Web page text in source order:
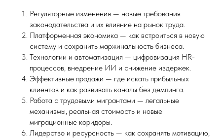
Регуляторные изменения — новые требования
законодательства и их влияние на рынок труда.
Платформенная экономика — как встроиться в новую
систему и сохранить маржинальность бизнеса.
Технологии и автоматизация — цифровизация HR-
процессов, внедрение ИИ и снижение издержек.
Эффективные продажи — где искать прибыльных
клиентов и как развивать каналы без демпинга.
Работа с трудовыми мигрантами — легальные
механизмы, реальная стоимость и новые
миграционные коридоры.
Лидерство и ресурсность — как сохранять мотивацию,